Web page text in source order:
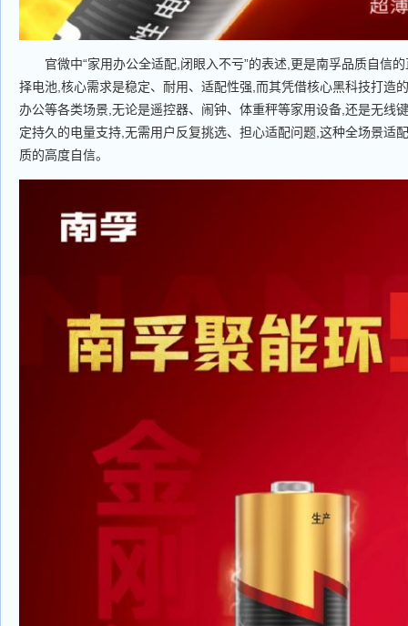
官微中“家用办公全适配,闭眼入不亏”的表述,更是南孚品质自信的
择电池,核心需求是稳定、耐用、适配性强,而其凭借核心黑科技打造
办公等各类场景,无论是遥控器、闹钟、体重秤等家用设备,还是无线
定持久的电量支持,无需用户反复挑选、担心适配问题,这种全场景适
质的高度自信。